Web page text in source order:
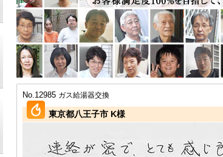
No.12985 ガス給湯器交換
東京都八王子市 K様